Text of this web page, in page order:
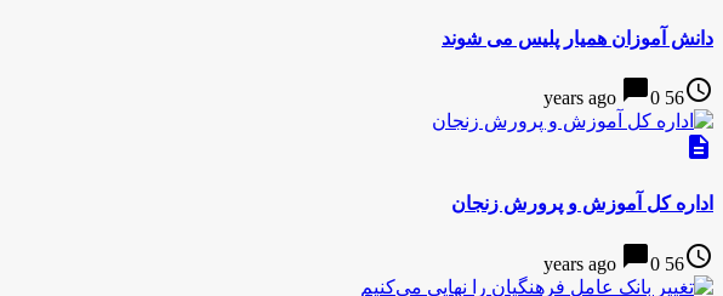
دانش آموزان همیار پلیس می شوند
access_time
56 years ago
chat_bubble0
description
اداره کل آموزش و پرورش زنجان
access_time
56 years ago
chat_bubble0